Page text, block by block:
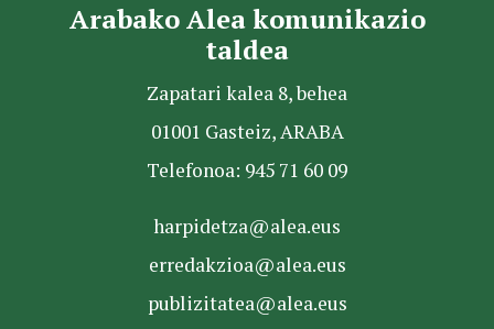
Arabako Alea komunikazio
taldea
Zapatari kalea 8, behea
01001 Gasteiz, ARABA
Telefonoa: 945 71 60 09
harpidetza@alea.eus
erredakzioa@alea.eus
publizitatea@alea.eus